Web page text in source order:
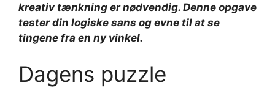
kreativ tænkning er nødvendig. Denne opgave
tester din logiske sans og evne til at se
tingene fra en ny vinkel.
Dagens puzzle